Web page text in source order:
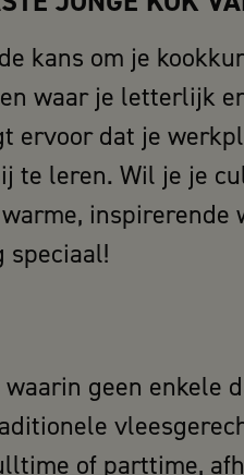
kans om je
waar je letterlijk
ervoor dat je
te leren. Wil je je
speciaal!
geen enkele
of parttime,